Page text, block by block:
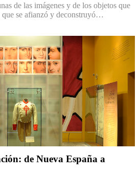
de las imágenes y de los objetos que
que se afianzó y deconstruyó…
de Nueva España a